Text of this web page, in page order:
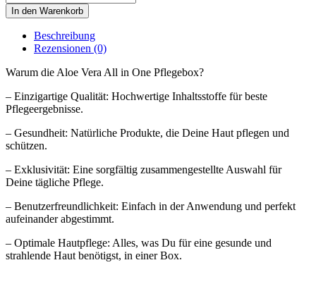
Pflegebox
Menge
Vera
-
Pflegebox
In den Warenkorb
Beschreibung
Rezensionen (0)
Warum die Aloe Vera All in One Pflegebox?
– Einzigartige Qualität: Hochwertige Inhaltsstoffe für beste
Pflegeergebnisse.
– Gesundheit: Natürliche Produkte, die Deine Haut pflegen und
schützen.
– Exklusivität: Eine sorgfältig zusammengestellte Auswahl für
Deine tägliche Pflege.
– Benutzerfreundlichkeit: Einfach in der Anwendung und perfekt
aufeinander abgestimmt.
– Optimale Hautpflege: Alles, was Du für eine gesunde und
strahlende Haut benötigst, in einer Box.